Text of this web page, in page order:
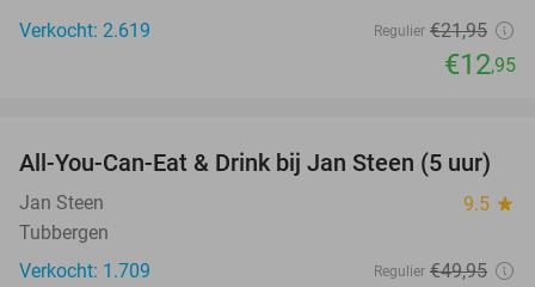
Verkocht: 2.619
Regulier €21,95
€12,95
32%
All-You-Can-Eat & Drink bij Jan Steen (5 uur)
Jan Steen 9.5 star
Tubbergen
Verkocht: 1.709
Regulier €49,95